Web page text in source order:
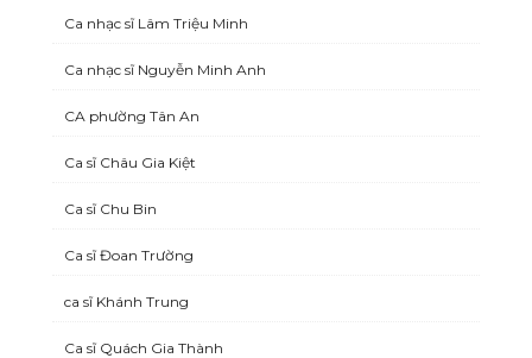
Ca nhạc sĩ Lâm Triệu Minh
Ca nhạc sĩ Nguyễn Minh Anh
CA phường Tân An
Ca sĩ Châu Gia Kiệt
Ca sĩ Chu Bin
Ca sĩ Đoan Trường
ca sĩ Khánh Trung
Ca sĩ Quách Gia Thành